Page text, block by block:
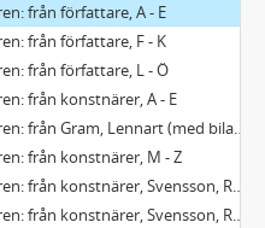
från författare, A - E
från författare, F - K
från författare, L - Ö
från konstnärer, A - E
Gram, Lennart (med bilagor, pressklipp)
från konstnärer, M - Z
från konstnärer, Svensson, Roland
från konstnärer, Svensson, Roland